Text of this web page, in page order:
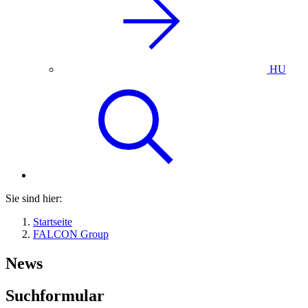
HU
Sie sind hier:
Startseite
FALCON Group
News
Suchformular